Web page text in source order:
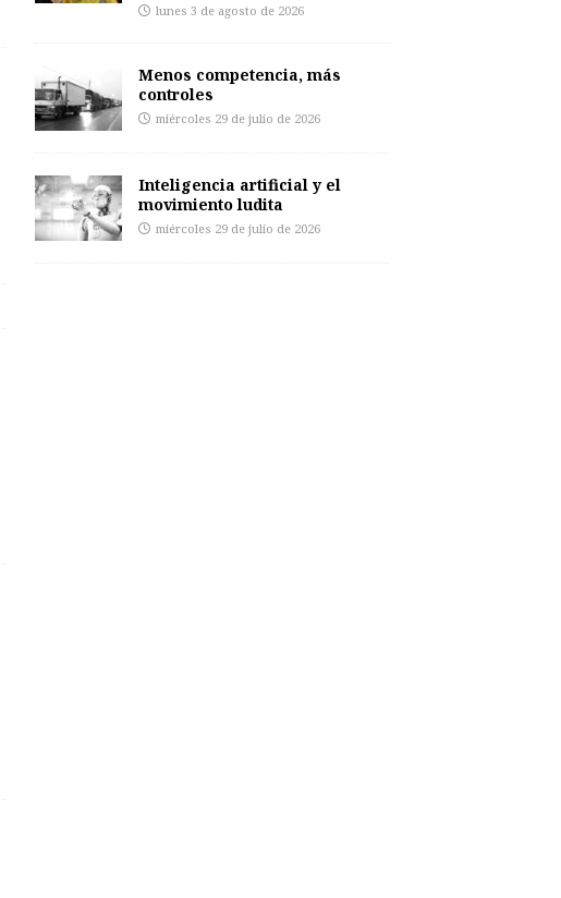
lunes 3 de agosto de 2026
Menos competencia, más
controles
miércoles 29 de julio de 2026
Inteligencia artificial y el
movimiento ludita
miércoles 29 de julio de 2026